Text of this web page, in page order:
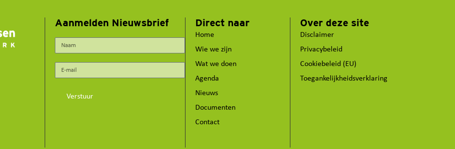
Aanmelden Nieuwsbrief
Verstuur
Direct naar
Home
Wie we zijn
Wat we doen
Agenda
Nieuws
Documenten
Contact
Over deze site
Disclaimer
Privacybeleid
Cookiebeleid (EU)
Toegankelijkheidsverklaring